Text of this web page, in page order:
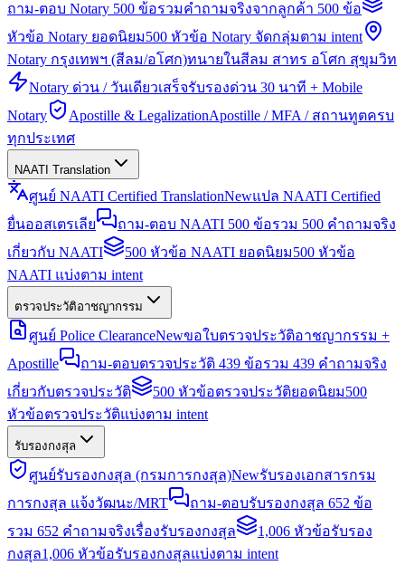
ถาม-ตอบ Notary 500 ข้อรวมคำถามจริงจากลูกค้า 500 ข้อ
หัวข้อ Notary ยอดนิยม500 หัวข้อ Notary จัดกลุ่มตาม intent
Notary กรุงเทพฯ (สีลม/อโศก)ทนายในสีลม สาทร อโศก สุขุมวิท
Notary ด่วน / วันเดียวเสร็จรับรองด่วน 30 นาที + Mobile
Notary
Apostille & LegalizationApostille / MFA / สถานทูตครบ
ทุกประเทศ
NAATI Translation
ศูนย์ NAATI Certified TranslationNewแปล NAATI Certified
ยื่นออสเตรเลีย
ถาม-ตอบ NAATI 500 ข้อรวม 500 คำถามจริง
เกี่ยวกับ NAATI
500 หัวข้อ NAATI ยอดนิยม500 หัวข้อ
NAATI แบ่งตาม intent
ตรวจประวัติอาชญากรรม
ศูนย์ Police ClearanceNewขอใบตรวจประวัติอาชญากรรม +
Apostille
ถาม-ตอบตรวจประวัติ 439 ข้อรวม 439 คำถามจริง
เกี่ยวกับตรวจประวัติ
500 หัวข้อตรวจประวัติยอดนิยม500
หัวข้อตรวจประวัติแบ่งตาม intent
รับรองกงสุล
ศูนย์รับรองกงสุล (กรมการกงสุล)Newรับรองเอกสารกรม
การกงสุล แจ้งวัฒนะ/MRT
ถาม-ตอบรับรองกงสุล 652 ข้อ
รวม 652 คำถามจริงเรื่องรับรองกงสุล
1,006 หัวข้อรับรอง
กงสุล1,006 หัวข้อรับรองกงสุลแบ่งตาม intent